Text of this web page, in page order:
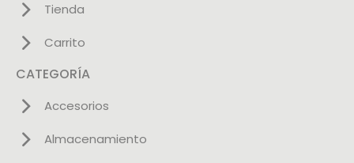
Tienda
Carrito
CATEGORÍA
Accesorios
Almacenamiento